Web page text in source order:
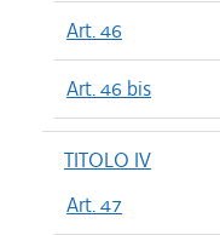
Art. 46
Art. 46 bis
TITOLO IV
Art. 47